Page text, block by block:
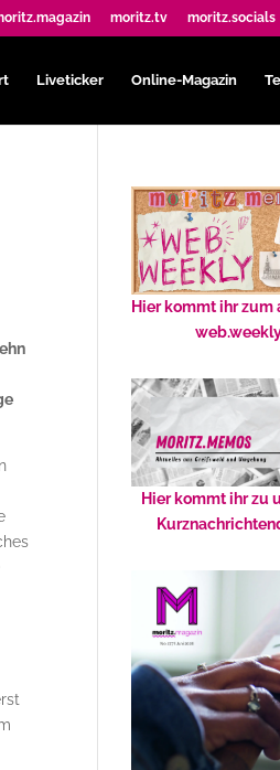
moritz.tv moritz.socials
Liveticker Online-Magazin
Hier kommt ihr zum
Hier kommt ihr zu